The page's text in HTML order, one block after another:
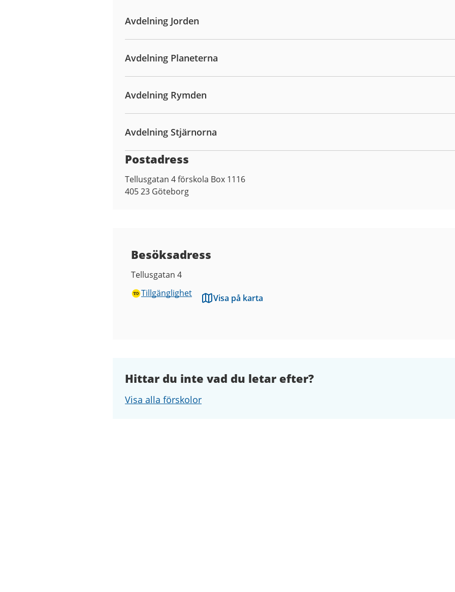
Avdelning Jorden
Avdelning Planeterna
Avdelning Rymden
Avdelning Stjärnorna
Postadress
Tellusgatan 4 förskola Box 1116
405 23 Göteborg
Besöksadress
Tellusgatan 4
Tillgänglighet
Visa på karta
Hittar du inte vad du letar efter?
Visa alla förskolor